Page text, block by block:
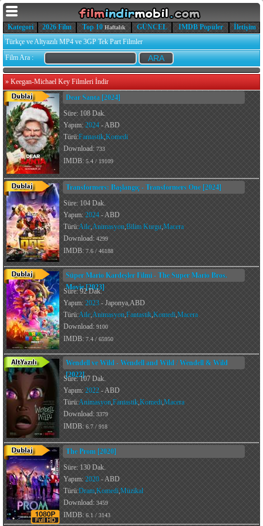
Kategori 2026 Film Top 10 Haftalık GÜNCEL IMDB Popüler
İletişim
Türkçe ve Altyazılı MP4 ve 3GP Tek Part Filmler
Film Ara :
» Keegan-Michael Key Filmleri İndir
Dear Santa [2024]
Süre: 108 Dak.
Yapım: 2024 - ABD
Türü:Fantastik,Komedi
Download: 733
IMDB: 5.4 / 19109
Transformers: Başlangıç - Transformers One [2024]
Süre: 104 Dak.
Yapım: 2024 - ABD
Türü:Aile,Animasyon,Bilim Kurgu,Macera
Download: 4299
IMDB: 7.6 / 46188
Süper Mario Kardeşler Filmi - The Super Mario Bros.
Movie [2023]
Süre: 92 Dak.
Yapım: 2023 - Japonya,ABD
Türü:Aile,Animasyon,Fantastik,Komedi,Macera
Download: 9100
IMDB: 7.4 / 65950
Wendell ve Wild - Wendell and Wild / Wendell & Wild
[2022]
Süre: 107 Dak.
Yapım: 2022 - ABD
Türü:Animasyon,Fantastik,Komedi,Macera
Download: 3379
IMDB: 6.7 / 918
The Prom [2020]
Süre: 130 Dak.
Yapım: 2020 - ABD
Türü:Dram,Komedi,Müzikal
Download: 3459
IMDB: 6.1 / 3143